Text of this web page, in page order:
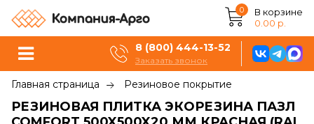
0
В корзине
0.00 р.
8 (800) 444-13-52
Заказать звонок
Главная страница Резиновое покрытие
РЕЗИНОВАЯ ПЛИТКА ЭКОРЕЗИНА ПАЗЛ